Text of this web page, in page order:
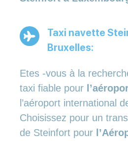
Taxi navette
Bruxelles:
Etes -vous à la
taxi fiable pour
l’aéroport international
Choisissez pour un
de Steinfort pour